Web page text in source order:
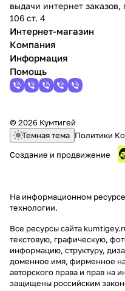
выдачи интернет
106 ст. 4
Интернет-магазин
Компания
Информация
Помощь
© 2026 Кумтигей
Темная тема Политики
Создание и продвижение
На информационном
технологии.
Все ресурсы сайта
текстовую, графическую,
информацию, структуру,
доменное имя, фирменное
авторского права и прав на
защищены российским